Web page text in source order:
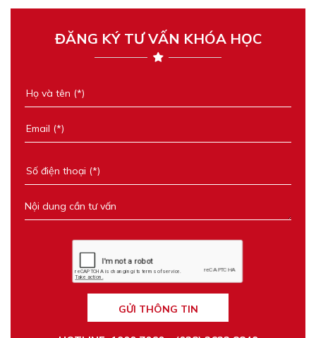
ĐĂNG KÝ TƯ VẤN KHÓA HỌC
GỬI THÔNG TIN